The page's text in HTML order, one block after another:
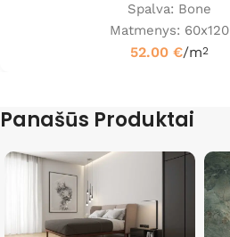
Spalva: Bone
Matmenys: 60x120
52.00€/m2
Panašūs Produktai